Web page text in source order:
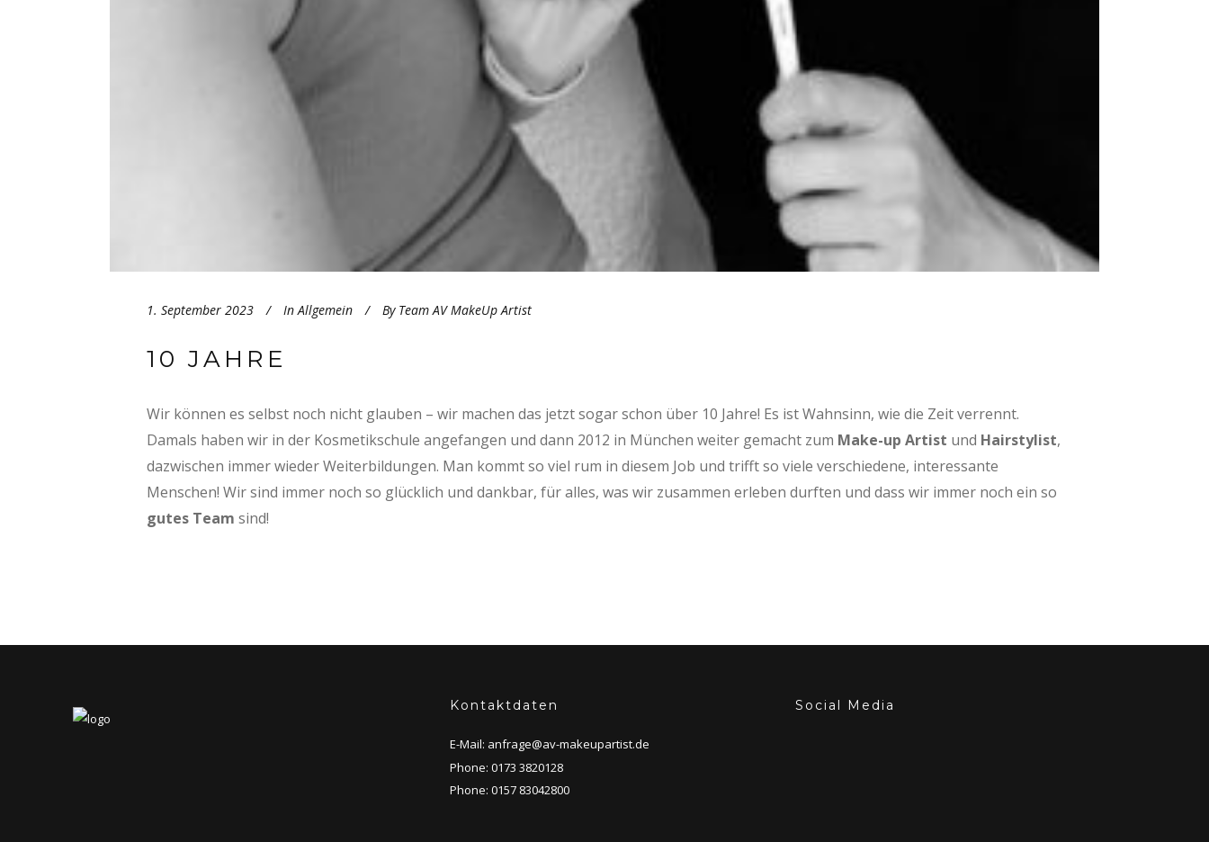
1. September 2023 In Allgemein By Team AV MakeUp Artist
10 JAHRE
Wir können es selbst noch nicht glauben – wir machen das jetzt sogar schon über 10 Jahre! Es ist Wahnsinn, wie die Zeit verrennt.
Damals haben wir in der Kosmetikschule angefangen und dann 2012 in München weiter gemacht zum Make-up Artist und Hairstylist,
dazwischen immer wieder Weiterbildungen. Man kommt so viel rum in diesem Job und trifft so viele verschiedene, interessante
Menschen! Wir sind immer noch so glücklich und dankbar, für alles, was wir zusammen erleben durften und dass wir immer noch ein so
gutes Team sind!
Kontaktdaten
E-Mail: anfrage@av-makeupartist.de
Phone: 0173 3820128
Phone: 0157 83042800
Social Media